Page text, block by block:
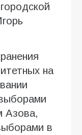
на
Азова,
в